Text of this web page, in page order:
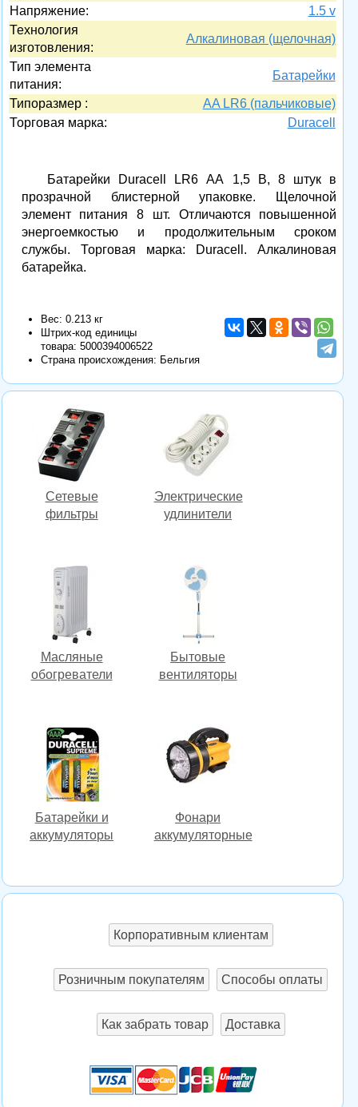
Напряжение:
1.5 v
Технология
изготовления:
Алкалиновая (щелочная)
Тип элемента
питания:
Батарейки
Типоразмер :
AA LR6 (пальчиковые)
Торговая марка:
Duracell
Батарейки Duracell LR6 АА 1,5 В, 8 штук в
прозрачной блистерной упаковке. Щелочной
элемент питания 8 шт. Отличаются повышенной
энергоемкостью и продолжительным сроком
службы. Торговая марка: Duracell. Алкалиновая
батарейка.
Вес: 0.213 кг
Штрих-код единицы
товара: 5000394006522
Страна происхождения: Бельгия
Сетевые
фильтры
Электрические
удлинители
Масляные
обогреватели
Бытовые
вентиляторы
Батарейки и
аккумуляторы
Фонари
аккумуляторные
Корпоративным клиентам
Розничным покупателям Способы оплаты
Как забрать товар Доставка